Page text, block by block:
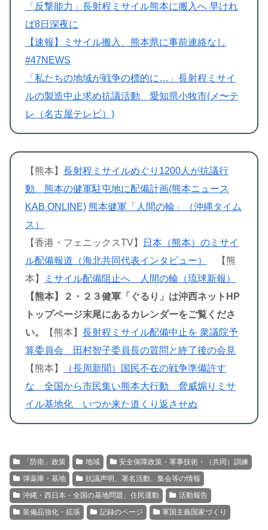
「反撃能力」長射程ミサイル熊本に搬入へ 早けれ
ば8日深夜に
【速報】ミサイル搬入、熊本県に事前連絡なし
#47NEWS
「私たちの地域が戦争の標的に…」長射程ミサイ
ルの製造中止求め抗議活動 愛知県小牧市(メ〜テ
レ（名古屋テレビ）)
【熊本】 長射程ミサイルめぐり1200人が抗議行
動 熊本の健軍駐屯地に配備計画(熊本ニュース
KAB ONLINE) 熊本健軍「人間の輪」（沖縄タイム
ス）
【香港・フェニックスTV】
日本（熊本）のミサイ
ル配備報道（海北共同代表インタビュー）
【熊
本】
ミサイル配備阻止へ 人間の輪（琉球新報）
【熊本】２・２３健軍「ぐるり」は沖西ネットHP
トップページ末尾にあるカレンダーをご覧くださ
い。
【熊本】 長射程ミサイル配備中止を 衆議院予
算委員会 田村智子委員長の質問と終了後の会見
【熊本】
（長周新聞）国民不在の戦争準備許す
な 全国から市民集い熊本大行動 脅威煽りミサ
イル基地化 いつか来た道くり返させぬ
「防衛」政策 地域
安全保障政策・軍事技術・（共同）訓練
弾薬庫・基地
抗議声明、署名活動、集会等の情報
沖縄・西日本・全国の基地問題、住民運動
活動報告
装備品強化・拡張
記録のページ 軍国主義国家づくり